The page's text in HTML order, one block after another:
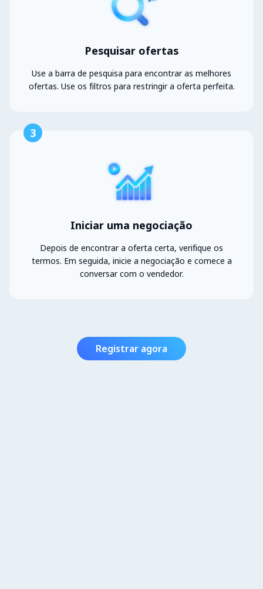
Pesquisar ofertas
Use a barra de pesquisa para encontrar as melhores
ofertas. Use os filtros para restringir a oferta perfeita.
3
Iniciar uma negociação
Depois de encontrar a oferta certa, verifique os
termos. Em seguida, inicie a negociação e comece a
conversar com o vendedor.
Registrar agora